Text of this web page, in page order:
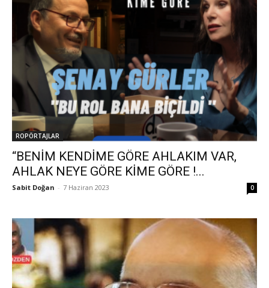
ROPÖRTAJLAR
“BENİM KENDİME GÖRE AHLAKIM VAR,
AHLAK NEYE GÖRE KİME GÖRE !...
Sabit Doğan - 7 Haziran 2023 0